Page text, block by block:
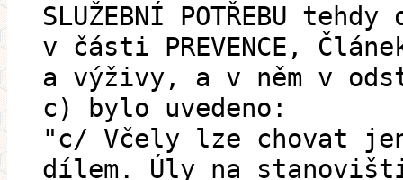
SLUŽEBNÍ POTŘEBU
v části PREVENCE,
a výživy, a v něm v
c) bylo uvedeno:
"c/ Včely lze chovat
dílem. Úly na